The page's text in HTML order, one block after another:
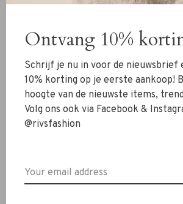
Levete Room
Levete Room Deacon 4
Top dark grey
€119,99
Levete
Ontvang 10%
Schrijf je nu in voor de nieuwsbrief
10% korting op je eerste aankoop!
hoogte van de nieuwste items,
Volg ons ook via Facebook &
@rivsfashion